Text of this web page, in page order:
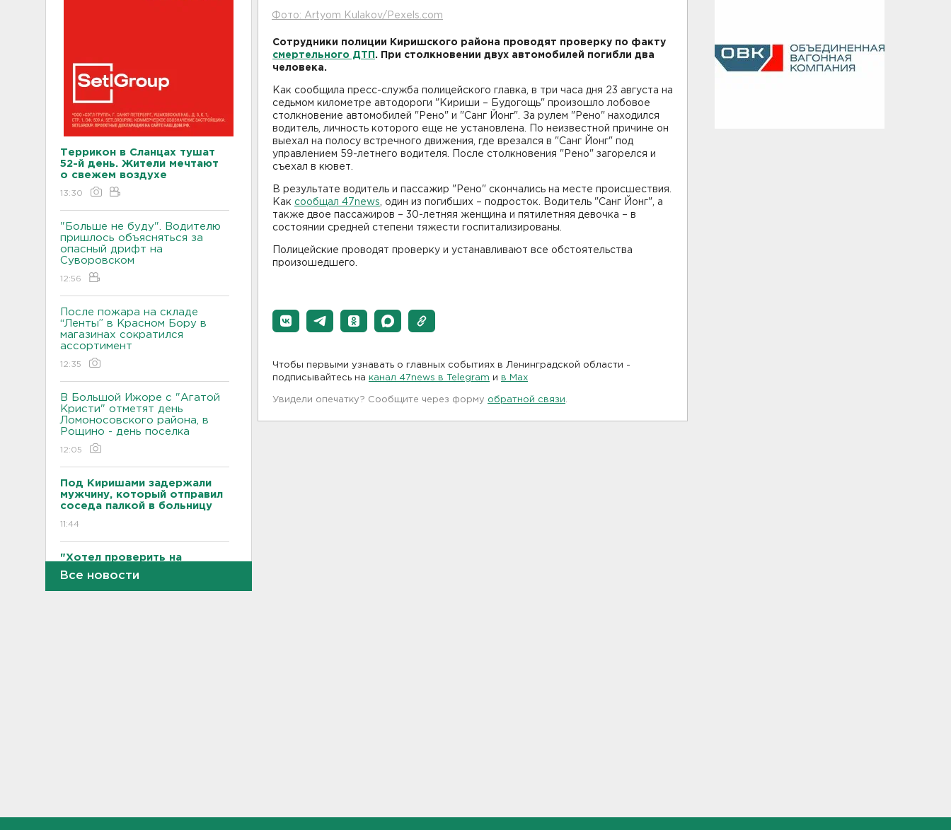
Террикон в Сланцах тушат
52-й день. Жители мечтают
о свежем воздухе
13:30
"Больше не буду". Водителю
пришлось объясняться за
опасный дрифт на
Суворовском
12:56
После пожара на складе
“Ленты” в Красном Бору в
магазинах сократился
ассортимент
12:35
В Большой Ижоре с "Агатой
Кристи" отметят день
Ломоносовского района, в
Рощино - день поселка
12:05
Под Киришами задержали
мужчину, который отправил
соседа палкой в больницу
11:44
"Хотел проверить на
Соснового Бора оторвал
руку памятнику воинам
Все новости
Фото: Artyom Kulakov/Pexels.com
Сотрудники полиции Киришского района проводят проверку по факту
смертельного ДТП . При столкновении двух автомобилей погибли два
человека.
Как сообщила пресс-служба полицейского главка, в три часа дня 23 августа на
седьмом километре автодороги "Кириши – Будогощь" произошло лобовое
столкновение автомобилей "Рено" и "Санг Йонг". За рулем "Рено" находился
водитель, личность которого еще не установлена. По неизвестной причине он
выехал на полосу встречного движения, где врезался в "Санг Йонг" под
управлением 59-летнего водителя. После столкновения "Рено" загорелся и
съехал в кювет.
В результате водитель и пассажир "Рено" скончались на месте происшествия.
Как сообщал 47news , один из погибших – подросток. Водитель "Санг Йонг", а
также двое пассажиров – 30-летняя женщина и пятилетняя девочка – в
состоянии средней степени тяжести госпитализированы.
Полицейские проводят проверку и устанавливают все обстоятельства
произошедшего.
Чтобы первыми узнавать о главных событиях в Ленинградской области -
подписывайтесь на канал 47news в Telegram и в Maх
Увидели опечатку? Сообщите через форму обратной связи